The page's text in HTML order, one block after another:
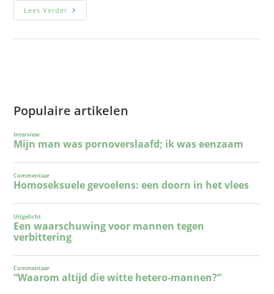
Lees Verder
Populaire artikelen